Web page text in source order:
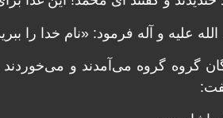
الله علیه و آله فرمود: «نام خدا را
گروه گروه می‌آمدند و